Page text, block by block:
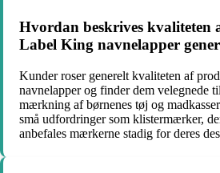
Hvordan beskrives kvaliteten
Label King navnelapper
Kunder roser generelt kvaliteten af
navnelapper og finder dem velegnede
mærkning af børnenes tøj og
små udfordringer som klistermærker,
anbefales mærkerne stadig for deres